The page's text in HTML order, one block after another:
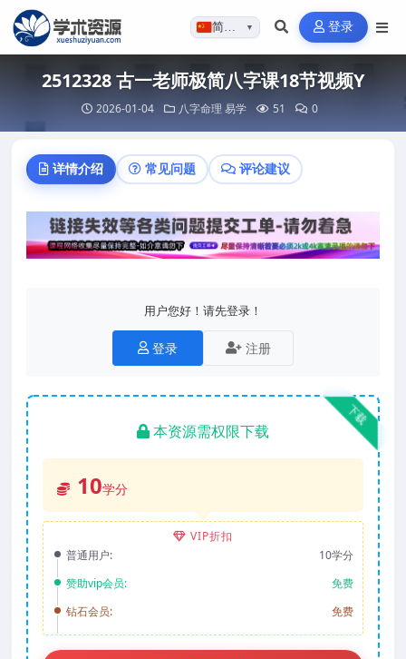
简体…▼ 登录
2512328 古一老师极简八字课18节视频Y
2026-01-04 八字命理 易学 51 0
详情介绍 常见问题 评论建议
用户您好！请先登录！
登录 注册
下载
本资源需权限下载
10学分
VIP折扣
普通用户:
10学分
赞助vip会员:
免费
钻石会员:
免费